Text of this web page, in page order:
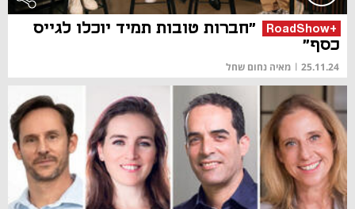
+RoadShow
"חברות טובות תמיד יוכלו לגייס
כסף"
25.11.24
| מאיה נחום שחל